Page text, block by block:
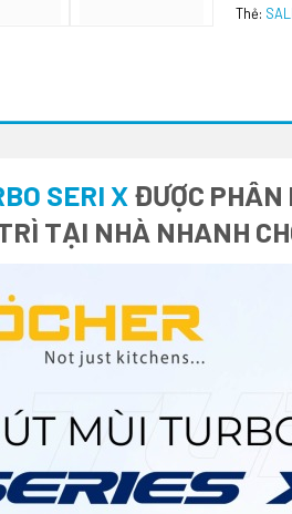
Thẻ:
SERI XĐƯỢC PHÂN
TẠI NHÀ NHANH